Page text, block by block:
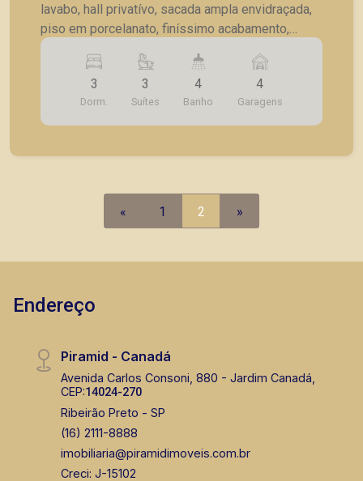
lavabo, hall privatívo, sacada ampla envidraçada,
piso em porcelanato, finíssimo acabamento,
riquíssimo em armários, aquecedor a gás, ar
condicionado, oitavo pavimento, face sombra, 4
garagens e depósito no térreo. Amplo e finíssimo
Salão de Festa, Churrasqueira, Fitnnes,
Brinquedoteca, Piscina Aquecida, Jacuzzi
3
Dorm.
3
Suítes
4
Banho
4
Garagens
« 1 2 »
Endereço
Piramid - Canadá
Avenida Carlos Consoni, 880 - Jardim Canadá,
CEP:14024-270
Ribeirão Preto - SP
(16) 2111-8888
imobiliaria@piramidimoveis.com.br
Creci: J-15102